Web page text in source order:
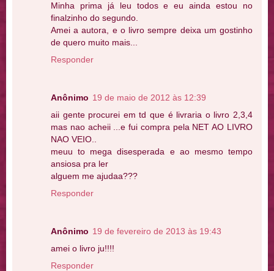
Minha prima já leu todos e eu ainda estou no
finalzinho do segundo.
Amei a autora, e o livro sempre deixa um gostinho
de quero muito mais...
Responder
Anônimo 19 de maio de 2012 às 12:39
aii gente procurei em td que é livraria o livro 2,3,4
mas nao acheii ...e fui compra pela NET AO LIVRO
NAO VEIO..
meuu to mega disesperada e ao mesmo tempo
ansiosa pra ler
alguem me ajudaa???
Responder
Anônimo 19 de fevereiro de 2013 às 19:43
amei o livro ju!!!!
Responder